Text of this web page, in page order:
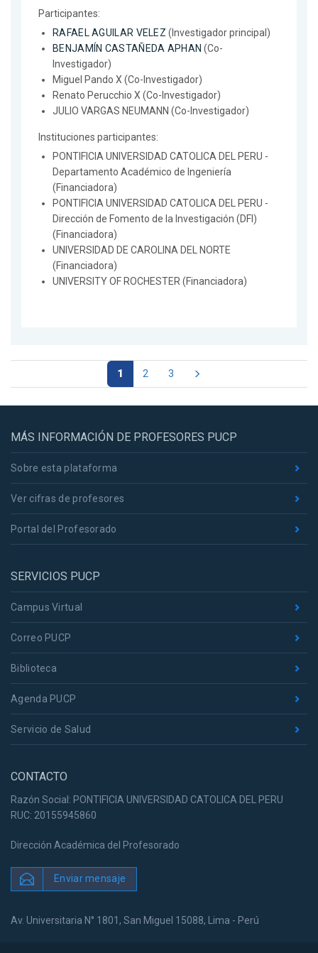
Participantes:
RAFAEL AGUILAR VELEZ (Investigador principal)
BENJAMÍN CASTAÑEDA APHAN (Co-
Investigador)
Miguel Pando X (Co-Investigador)
Renato Perucchio X (Co-Investigador)
JULIO VARGAS NEUMANN (Co-Investigador)
Instituciones participantes:
PONTIFICIA UNIVERSIDAD CATOLICA DEL PERU -
Departamento Académico de Ingeniería
(Financiadora)
PONTIFICIA UNIVERSIDAD CATOLICA DEL PERU -
Dirección de Fomento de la Investigación (DFI)
(Financiadora)
UNIVERSIDAD DE CAROLINA DEL NORTE
(Financiadora)
UNIVERSITY OF ROCHESTER (Financiadora)
1 2 3
MÁS INFORMACIÓN DE PROFESORES PUCP
Sobre esta plataforma
Ver cifras de profesores
Portal del Profesorado
SERVICIOS PUCP
Campus Virtual
Correo PUCP
Biblioteca
Agenda PUCP
Servicio de Salud
CONTACTO
Razón Social: PONTIFICIA UNIVERSIDAD CATOLICA DEL PERU
RUC: 20155945860
Dirección Académica del Profesorado
Enviar mensaje
Av. Universitaria N° 1801, San Miguel 15088, Lima - Perú